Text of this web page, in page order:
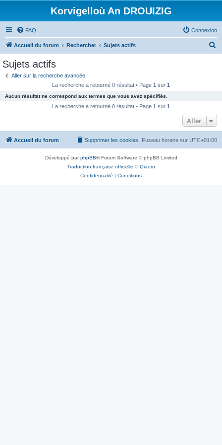
Korvigelloù An DROUIZIG
FAQ Connexion
Accueil du forum Rechercher Sujets actifs
c
e
Sujets actifs
Aller sur la recherche avancée
La recherche a retourné 0 résultat • Page 1 sur 1
Aucun résultat ne correspond aux termes que vous avez spécifiés.
La recherche a retourné 0 résultat • Page 1 sur 1
Aller
Accueil du forum Fuseau horaire sur UTC+01:00
Supprimer les cookies
Développé parphpBB® Forum Software © phpBB Limited
Traduction française officielle ©Qiaeru
Confidentialité | Conditions